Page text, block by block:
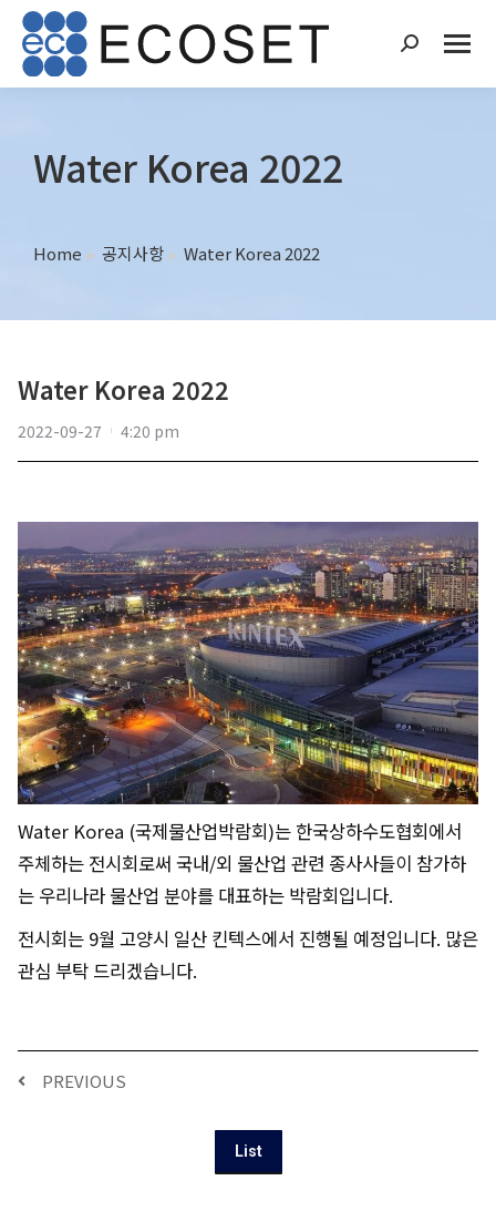
Water Korea 2022
You are here:
Home 공지사항 Water Korea 2022
Water Korea 2022
2022-09-27 4:20 pm
Water Korea (국제물산업박람회)는 한국상하수도협회에서
주체하는 전시회로써 국내/외 물산업 관련 종사사들이 참가하
는 우리나라 물산업 분야를 대표하는 박람회입니다.
전시회는 9월 고양시 일산 킨텍스에서 진행될 예정입니다. 많은
관심 부탁 드리겠습니다.
PREVIOUS
List